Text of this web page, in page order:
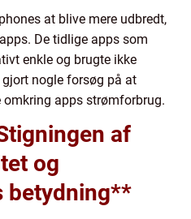
at blive mere udbredt,
De tidlige apps som
enkle og brugte ikke
nogle forsøg på at
apps strømforbrug.
af
og
betydning**